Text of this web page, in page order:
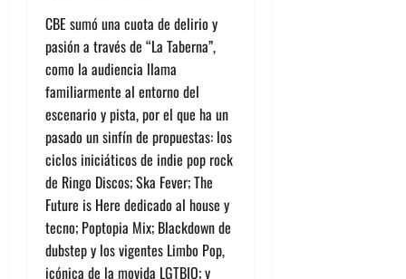
CBE sumó una cuota de delirio y
pasión a través de “La Taberna”,
como la audiencia llama
familiarmente al entorno del
escenario y pista, por el que ha un
pasado un sinfín de propuestas: los
ciclos iniciáticos de indie pop rock
de Ringo Discos;Ska Fever;The
Future is Here dedicado al house y
tecno; Poptopia Mix; Blackdownde
dubstep y los vigentes Limbo Pop,
icónica de la movida LGTBIQ; y